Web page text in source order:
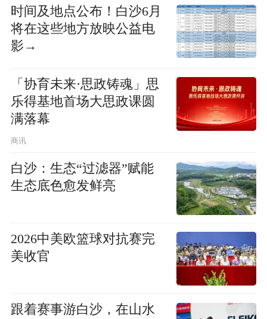
时间及地点公布！白沙6月
将在这些地方放映公益电
影→
「协育未来·思政铸魂」思
乐得基地首场大思政课圆
满落幕
商讯
白沙：生态“过滤器”赋能
生态底色愈发鲜亮
2026中美欧篮球对抗赛完
美收官
跟着赛事游白沙，在山水